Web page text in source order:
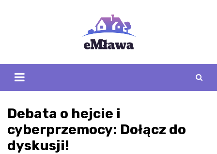
Debata o hejcie i
cyberprzemocy: Dołącz do
dyskusji!